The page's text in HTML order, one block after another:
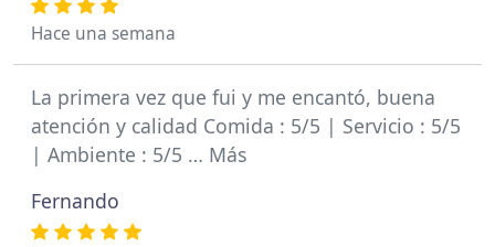
Hace una semana
La primera vez que fui y me encantó, buena
atención y calidad Comida : 5/5 | Servicio : 5/5
| Ambiente : 5/5 … Más
Fernando